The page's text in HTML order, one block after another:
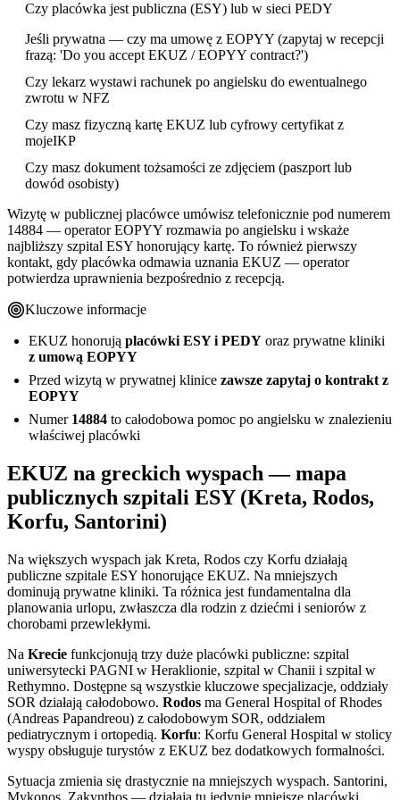
Czy placówka jest publiczna (ESY) lub w sieci PEDY
Jeśli prywatna — czy ma umowę z EOPYY (zapytaj w recepcji
frazą: 'Do you accept EKUZ / EOPYY contract?')
Czy lekarz wystawi rachunek po angielsku do ewentualnego
zwrotu w NFZ
Czy masz fizyczną kartę EKUZ lub cyfrowy certyfikat z
mojeIKP
Czy masz dokument tożsamości ze zdjęciem (paszport lub
dowód osobisty)
Wizytę w publicznej placówce umówisz telefonicznie pod numerem
14884 — operator EOPYY rozmawia po angielsku i wskaże
najbliższy szpital ESY honorujący kartę. To również pierwszy
kontakt, gdy placówka odmawia uznania EKUZ — operator
potwierdza uprawnienia bezpośrednio z recepcją.
Kluczowe informacje
EKUZ honorują placówki ESY i PEDY oraz prywatne kliniki
z umową EOPYY
Przed wizytą w prywatnej klinice zawsze zapytaj o kontrakt z
EOPYY
Numer 14884 to całodobowa pomoc po angielsku w znalezieniu
właściwej placówki
EKUZ na greckich wyspach — mapa
publicznych szpitali ESY (Kreta, Rodos,
Korfu, Santorini)
Na większych wyspach jak Kreta, Rodos czy Korfu działają
publiczne szpitale ESY honorujące EKUZ. Na mniejszych
dominują prywatne kliniki. Ta różnica jest fundamentalna dla
planowania urlopu, zwłaszcza dla rodzin z dziećmi i seniorów z
chorobami przewlekłymi.
Na Krecie funkcjonują trzy duże placówki publiczne: szpital
uniwersytecki PAGNI w Heraklionie, szpital w Chanii i szpital w
Rethymno. Dostępne są wszystkie kluczowe specjalizacje, oddziały
SOR działają całodobowo. Rodos ma General Hospital of Rhodes
(Andreas Papandreou) z całodobowym SOR, oddziałem
pediatrycznym i ortopedią. Korfu: Korfu General Hospital w stolicy
wyspy obsługuje turystów z EKUZ bez dodatkowych formalności.
Sytuacja zmienia się drastycznie na mniejszych wyspach. Santorini,